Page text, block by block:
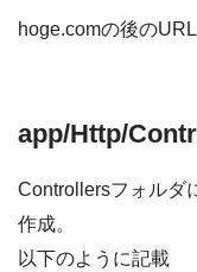
hoge.comの後の
app/Http/
Controllersフォルダ
作成。
以下のように記載